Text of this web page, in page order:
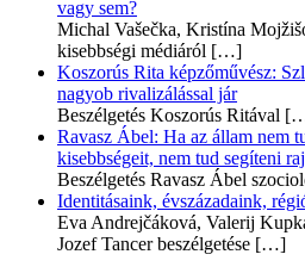
vagy sem?
Michal Vašečka, Kristína
kisebbségi médiáról […]
Koszorús Rita képzőművész:
nagyob rivalizálással jár
Beszélgetés Koszorús Ritával
Ravasz Ábel: Ha az állam nem
kisebbségeit, nem tud segíteni
Beszélgetés Ravasz Ábel
Identitásaink, évszázadaink,
Eva Andrejčáková, Valerij
Jozef Tancer beszélgetése […]